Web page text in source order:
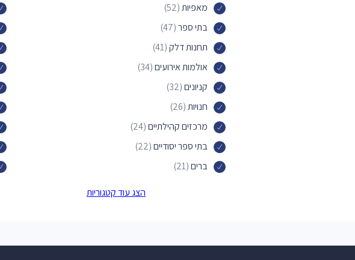
מאפיות(52)
בתי ספר(47)
תחנות דלק(41)
אולמות אירועים(34)
קניונים(32)
חנויות(26)
מרכזים קהילתיים(24)
בתי ספר יסודיים(22)
ברים(21)
חנויות אופניים(16)
הצג עוד קטגוריות